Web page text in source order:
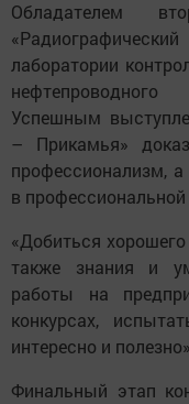
Обладателем
лаборатории
Успешным
– Прикамья»
профессионализм,
в профессиональной
«Добиться
также знания и
работы на
конкурсах,
интересно и
Финальный этап